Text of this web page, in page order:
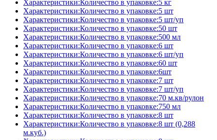
Характеристики:Количество в упаковке:5 кг
Характеристики:Количество в упаковке:5 шт
Характеристики:Количество в упаковке:5 шт/уп
Характеристики:Количество в упаковке:50 шт
Характеристики:Количество в упаковке:500 мл
Характеристики:Количество в упаковке:6 шт
Характеристики:Количество в упаковке:6 шт/уп
Характеристики:Количество в упаковке:60 шт
Характеристики:Количество в упаковке:6шт
Характеристики:Количество в упаковке:7 шт
Характеристики:Количество в упаковке:7 шт/уп
Характеристики:Количество в упаковке:70 м.кв/рулон
Характеристики:Количество в упаковке:750 мл
Характеристики:Количество в упаковке:8 шт
Характеристики:Количество в упаковке:8 шт (0,288
м.куб.)